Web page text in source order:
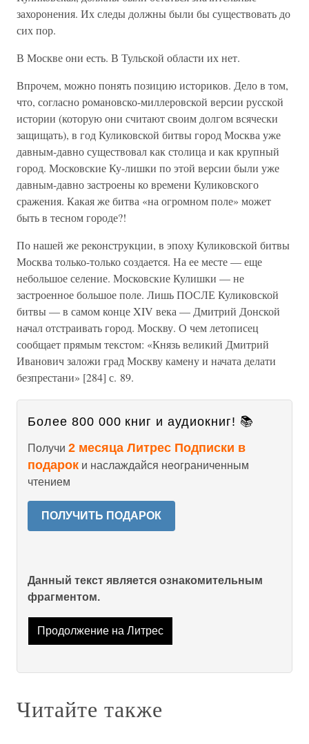
захоронения. Их следы должны были бы существовать до
сих пор.
В Москве они есть. В Тульской области их нет.
Впрочем, можно понять позицию историков. Дело в том,
что, согласно романовско-миллеровской версии русской
истории (которую они считают своим долгом всячески
защищать), в год Куликовской битвы город Москва уже
давным-давно существовал как столица и как крупный
город. Московские Ку-лишки по этой версии были уже
давным-давно застроены ко времени Куликовского
сражения. Какая же битва «на огромном поле» может
быть в тесном городе?!
По нашей же реконструкции, в эпоху Куликовской битвы
Москва только-только создается. На ее месте — еще
небольшое селение. Московские Кулишки — не
застроенное большое поле. Лишь ПОСЛЕ Куликовской
битвы — в самом конце XIV века — Дмитрий Донской
начал отстраивать город. Москву. О чем летописец
сообщает прямым текстом: «Князь великий Дмитрий
Иванович заложи град Москву камену и начата делати
безпрестани» [284] с. 89.
Более 800 000 книг и аудиокниг! 📚
Получи 2 месяца Литрес Подписки в
подарок и наслаждайся неограниченным
чтением
ПОЛУЧИТЬ ПОДАРОК
Данный текст является ознакомительным
фрагментом.
Продолжение на Литрес
Читайте также